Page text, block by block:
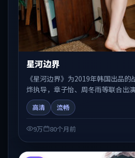
星河边界
《星河边界》为2019年韩国出品
烨执导，章子怡、周冬雨等联合出
与节奏推进中展开，兼具叙事张力
内国产剧、电影、综艺片单交叉检
高清 流畅
9万 80个月前